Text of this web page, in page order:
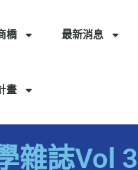
橋 最新消息
畫
雜誌Vol